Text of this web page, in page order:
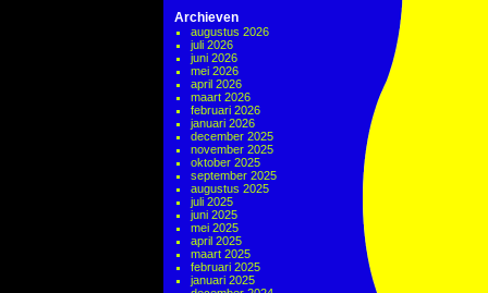
Archieven
augustus 2026
juli 2026
juni 2026
mei 2026
april 2026
maart 2026
februari 2026
januari 2026
december 2025
november 2025
oktober 2025
september 2025
augustus 2025
juli 2025
juni 2025
mei 2025
april 2025
maart 2025
februari 2025
januari 2025